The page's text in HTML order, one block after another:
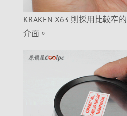
KRAKEN X63 則採用比較窄
介面。